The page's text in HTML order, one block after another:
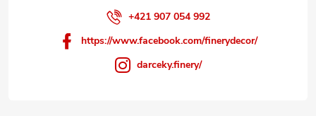
+421 907 054 992
https://www.facebook.com/finerydecor/
darceky.finery/